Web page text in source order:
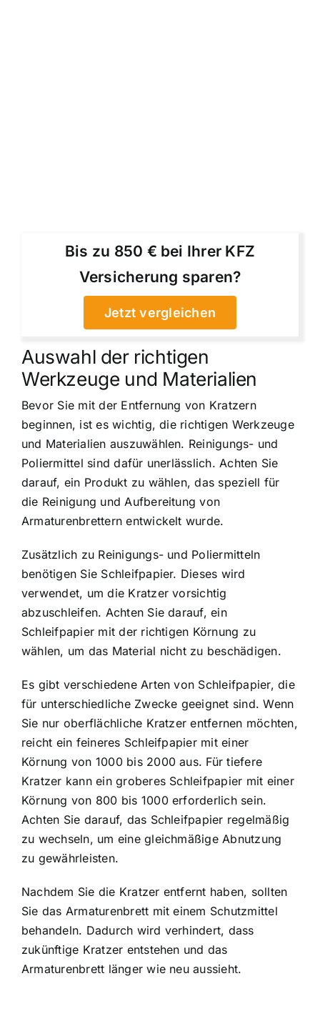
Bis zu 850 € bei Ihrer KFZ
Versicherung sparen?
Jetzt vergleichen
Auswahl der richtigen
Werkzeuge und Materialien
Bevor Sie mit der Entfernung von Kratzern
beginnen, ist es wichtig, die richtigen Werkzeuge
und Materialien auszuwählen. Reinigungs- und
Poliermittel sind dafür unerlässlich. Achten Sie
darauf, ein Produkt zu wählen, das speziell für
die Reinigung und Aufbereitung von
Armaturenbrettern entwickelt wurde.
Zusätzlich zu Reinigungs- und Poliermitteln
benötigen Sie Schleifpapier. Dieses wird
verwendet, um die Kratzer vorsichtig
abzuschleifen. Achten Sie darauf, ein
Schleifpapier mit der richtigen Körnung zu
wählen, um das Material nicht zu beschädigen.
Es gibt verschiedene Arten von Schleifpapier, die
für unterschiedliche Zwecke geeignet sind. Wenn
Sie nur oberflächliche Kratzer entfernen möchten,
reicht ein feineres Schleifpapier mit einer
Körnung von 1000 bis 2000 aus. Für tiefere
Kratzer kann ein groberes Schleifpapier mit einer
Körnung von 800 bis 1000 erforderlich sein.
Achten Sie darauf, das Schleifpapier regelmäßig
zu wechseln, um eine gleichmäßige Abnutzung
zu gewährleisten.
Nachdem Sie die Kratzer entfernt haben, sollten
Sie das Armaturenbrett mit einem Schutzmittel
behandeln. Dadurch wird verhindert, dass
zukünftige Kratzer entstehen und das
Armaturenbrett länger wie neu aussieht.